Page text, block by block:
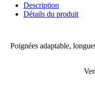
Description
Détails du produit
Poignées adaptable,